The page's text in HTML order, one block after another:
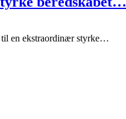
til en ekstraordinær styrke…